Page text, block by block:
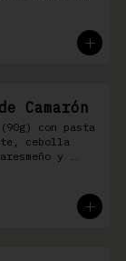
Camarón
(90g) con pasta
cebolla
y